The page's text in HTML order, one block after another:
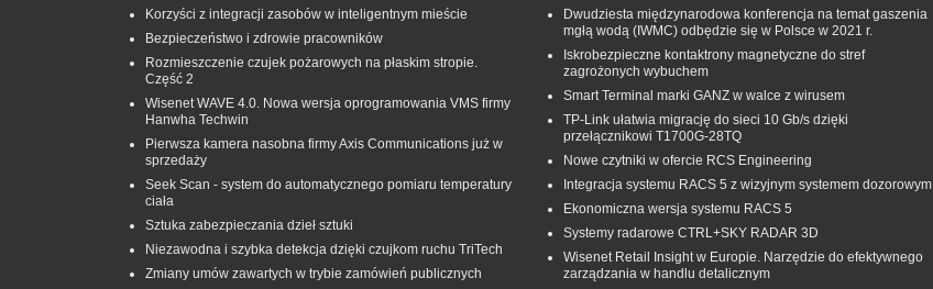
Korzyści z integracji zasobów w inteligentnym mieście
Bezpieczeństwo i zdrowie pracowników
Rozmieszczenie czujek pożarowych na płaskim stropie.
Część 2
Wisenet WAVE 4.0. Nowa wersja oprogramowania VMS firmy
Hanwha Techwin
Pierwsza kamera nasobna firmy Axis Communications już w
sprzedaży
Seek Scan - system do automatycznego pomiaru temperatury
ciała
Sztuka zabezpieczania dzieł sztuki
Niezawodna i szybka detekcja dzięki czujkom ruchu TriTech
Zmiany umów zawartych w trybie zamówień publicznych
Dwudziesta międzynarodowa konferencja na temat gaszenia
mgłą wodą (IWMC) odbędzie się w Polsce w 2021 r.
Iskrobezpieczne kontaktrony magnetyczne do stref
zagrożonych wybuchem
Smart Terminal marki GANZ w walce z wirusem
TP-Link ułatwia migrację do sieci 10 Gb/s dzięki
przełącznikowi T1700G‑28TQ
Nowe czytniki w ofercie RCS Engineering
Integracja systemu RACS 5 z wizyjnym systemem dozorowym
Ekonomiczna wersja systemu RACS 5
Systemy radarowe CTRL+SKY RADAR 3D
Wisenet Retail Insight w Europie. Narzędzie do efektywnego
zarządzania w handlu detalicznym